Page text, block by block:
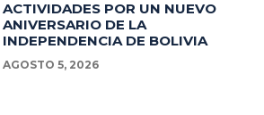
ACTIVIDADES POR UN NUEVO
ANIVERSARIO DE LA
INDEPENDENCIA DE BOLIVIA
AGOSTO 5, 2026